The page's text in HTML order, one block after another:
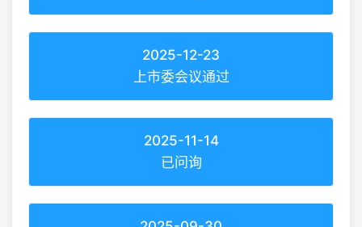
2025-12-23
上市委会议通过
2025-11-14
已问询